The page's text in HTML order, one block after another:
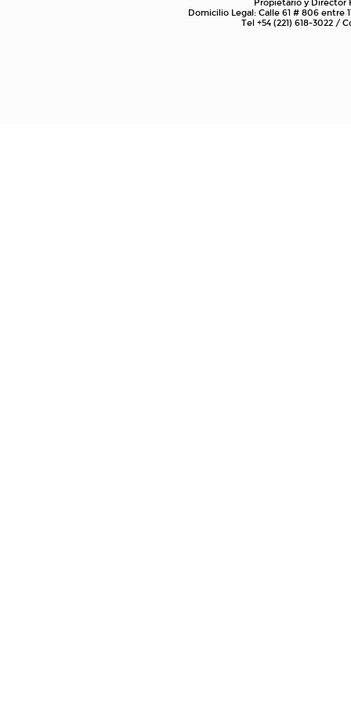
Propietario y Director
Domicilio Legal: Calle 61 # 806 entre
Tel +54 (221) 618-3022 /